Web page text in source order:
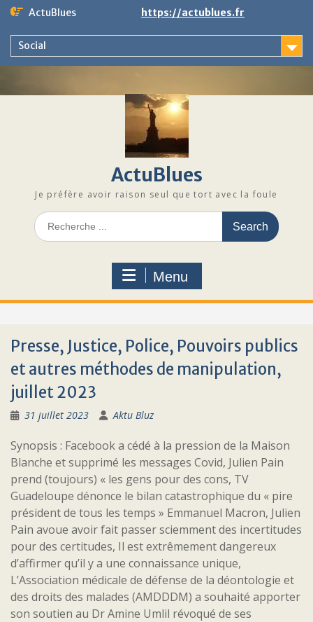
Skip
content
ActuBlues https://actublues.fr
Social
ActuBlues
Je préfère avoir raison seul que tort avec la foule
Search
for:
Menu
Presse, Justice, Police, Pouvoirs publics
et autres méthodes de manipulation,
juillet 2023
31 juillet 2023 Aktu Bluz
Synopsis : Facebook a cédé à la pression de la Maison
Blanche et supprimé les messages Covid, Julien Pain
prend (toujours) « les gens pour des cons, TV
Guadeloupe dénonce le bilan catastrophique du « pire
président de tous les temps » Emmanuel Macron, Julien
Pain avoue avoir fait passer sciemment des incertitudes
pour des certitudes, Il est extrêmement dangereux
d’affirmer qu’il y a une connaissance unique,
L’Association médicale de défense de la déontologie et
des droits des malades (AMDDDM) a souhaité apporter
son soutien au Dr Amine Umlil révoqué de ses